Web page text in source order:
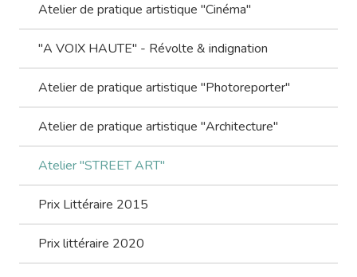
Atelier de pratique artistique "Cinéma"
"A VOIX HAUTE" - Révolte & indignation
Atelier de pratique artistique "Photoreporter"
Atelier de pratique artistique "Architecture"
Atelier "STREET ART"
Prix Littéraire 2015
Prix littéraire 2020